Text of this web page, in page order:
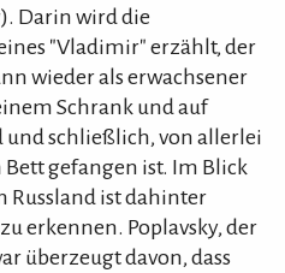
Darin wird die
"Vladimir" erzählt, der
wieder als erwachsener
Schrank und auf
und schließlich, von allerlei
gefangen ist. Im Blick
Russland ist dahinter
erkennen. Poplavsky, der
überzeugt davon, dass